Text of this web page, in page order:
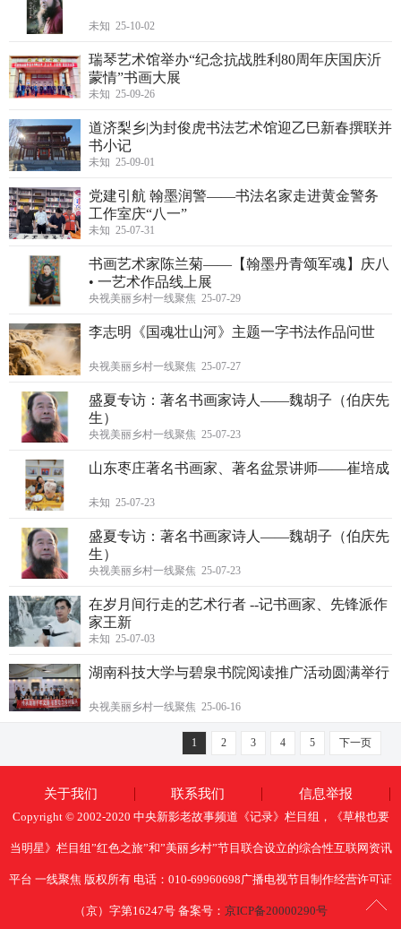
未知 25-10-02
瑞琴艺术馆举办“纪念抗战胜利80周年庆国庆沂
蒙情”书画大展
未知 25-09-26
道济梨乡|为封俊虎书法艺术馆迎乙巳新春撰联并
书小记
未知 25-09-01
党建引航 翰墨润警——书法名家走进黄金警务
工作室庆“八一”
未知 25-07-31
书画艺术家陈兰菊——【翰墨丹青颂军魂】庆八
• 一艺术作品线上展
央视美丽乡村一线聚焦 25-07-29
李志明《国魂壮山河》主题一字书法作品问世
央视美丽乡村一线聚焦 25-07-27
盛夏专访：著名书画家诗人——魏胡子（伯庆先
生）
央视美丽乡村一线聚焦 25-07-23
山东枣庄著名书画家、著名盆景讲师——崔培成
未知 25-07-23
盛夏专访：著名书画家诗人——魏胡子（伯庆先
生）
央视美丽乡村一线聚焦 25-07-23
在岁月间行走的艺术行者 --记书画家、先锋派作
家王新
未知 25-07-03
湖南科技大学与碧泉书院阅读推广活动圆满举行
央视美丽乡村一线聚焦 25-06-16
1 2 3 4 5 下一页
关于我们 联系我们 信息举报
Copyright © 2002-2020 中央新影老故事频道《记录》栏目组，《草根也要
当明星》栏目组”红色之旅”和”美丽乡村”节目联合设立的综合性互联网资讯
平台 一线聚焦 版权所有 电话：010-69960698广播电视节目制作经营许可证
（京）字第16247号 备案号： 京ICP备20000290号